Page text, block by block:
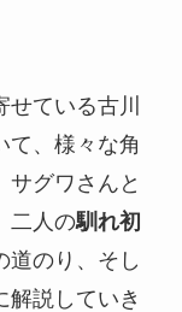
ている古川
て、様々な角
サグワさんと
二人の馴れ初
道のり、そし
解説していき